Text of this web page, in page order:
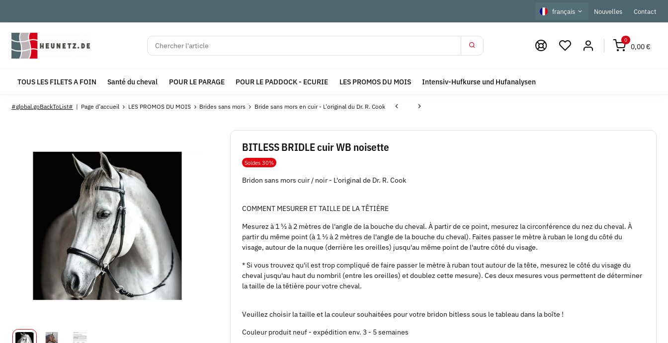
français Nouvelles Contact
0
0,00 €
TOUS LES FILETS A FOIN Santé du cheval POUR LE PARAGE POUR LE PADDOCK - ECURIE LES PROMOS DU MOIS Intensiv-Hufkurse und Hufanalysen
#global.goBackToList# Page d’accueil LES PROMOS DU MOIS Brides sans mors Bride sans mors en cuir - L'original du Dr. R. Cook
BITLESS BRIDLE cuir WB noisette
Soldes 30%
Bridon sans mors cuir / noir - L'original de Dr. R. Cook
COMMENT MESURER ET TAILLE DE LA TÊTIÈRE
Mesurez à 1 ½ à 2 mètres de l'angle de la bouche du cheval. À partir de ce point, mesurez la circonférence du nez du cheval. À
partir du même point (à 1 ½ à 2 mètres de l'angle de la bouche du cheval). Faites passer le mètre à ruban le long du côté du
visage, autour de la nuque (derrière les oreilles) jusqu'au même point de l'autre côté du visage.
* Si vous trouvez qu'il est trop compliqué de faire passer le mètre à ruban tout autour de la tête, mesurez le côté du visage du
cheval jusqu'au haut du nombril (entre les oreilles) et doublez cette mesure). Ces deux mesures vous permettent de déterminer
la taille de la têtière pour votre cheval.
Veuillez choisir la taille et la couleur souhaitées pour votre bridon bitless sous le tableau dans la boîte !
Couleur produit neuf - expédition env. 3 - 5 semaines